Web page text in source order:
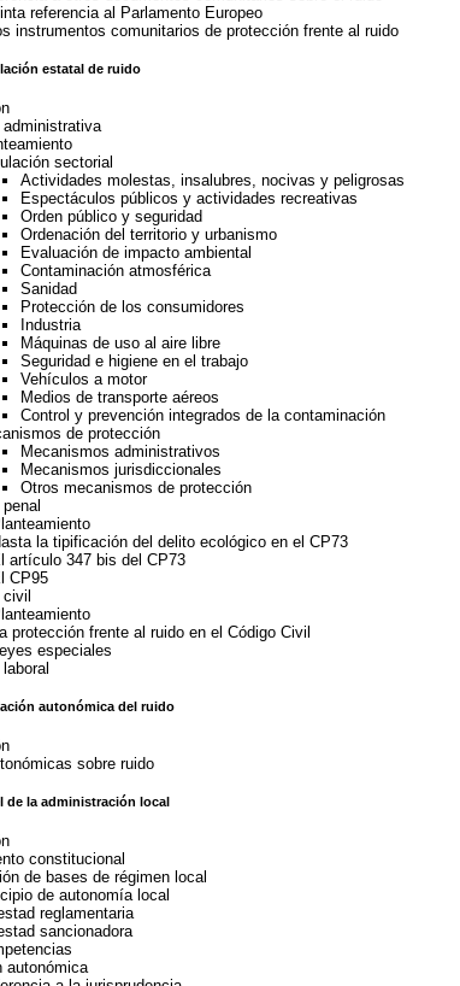
referencia al Parlamento Europeo
instrumentos comunitarios de protección frente al ruido
estatal de ruido
administrativa
sectorial
Actividades molestas, insalubres, nocivas y peligrosas
Espectáculos públicos y actividades recreativas
Orden público y seguridad
Ordenación del territorio y urbanismo
Evaluación de impacto ambiental
Contaminación atmosférica
Sanidad
Protección de los consumidores
Industria
Máquinas de uso al aire libre
Seguridad e higiene en el trabajo
Vehículos a motor
Medios de transporte aéreos
Control y prevención integrados de la contaminación
de protección
Mecanismos administrativos
Mecanismos jurisdiccionales
Otros mecanismos de protección
la tipificación del delito ecológico en el CP73
artículo 347 bis del CP73
CP95
protección frente al ruido en el Código Civil
especiales
autonómica del ruido
sobre ruido
de la administración local
constitucional
de bases de régimen local
de autonomía local
reglamentaria
sancionadora
autonómica